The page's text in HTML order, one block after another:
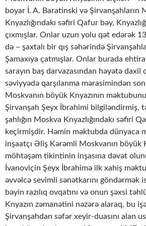
boyar İ. A. Baratinski və Şirvanşahların
Knyazlığındakı səfiri Qafur bəy,
çıxmışlar. Onlar uzun yolu qət edərək
də – şaxtalı bir qış səhərində
Şamaxıya çatmışlar. Onlar burada
sarayın baş darvazasından həyətə daxil
səviyyədə qarşılanma mərasimindən
Moskvanın böyük Knyazının
Şirvanşah Şeyx İbrahimi bilgiləndirmiş,
şahlığın Moskva Knyazlığındakı səfiri
keçirmişdir. Həmin məktubda dünyaca
inşaatçı Əliş Kərəmli Moskvanın böyük
möhtəşəm tikintinin inşasına dəvət
İvanoviçin Şeyx İbrahimə ilk xahiş
əvvəlcə sevimli sənətkarını göndərmək
bəyin razılıq ovqatını və onun şəxsi
Knyazın zəmanətini nəzərə alaraq, bu
Şirvanşahdan səfər xeyir-duasını alan